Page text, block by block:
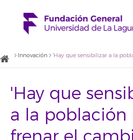
Innovación
'Hay que
a la población